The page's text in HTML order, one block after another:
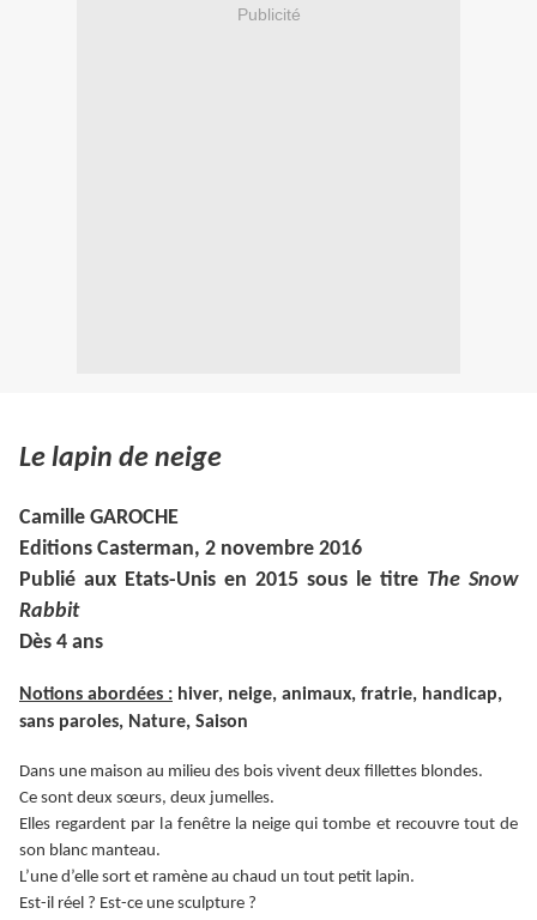
Publicité
Le lapin de neige
Camille GAROCHE
Editions Casterman, 2 novembre 2016
Publié aux Etats-Unis en 2015 sous le titre The Snow
Rabbit
Dès 4 ans
Notions abordées : hiver, neige, animaux, fratrie, handicap,
sans paroles, Nature, Saison
Dans une maison au milieu des bois vivent deux fillettes blondes.
Ce sont deux sœurs, deux jumelles.
Elles regardent par la fenêtre la neige qui tombe et recouvre tout de
son blanc manteau.
L’une d’elle sort et ramène au chaud un tout petit lapin.
Est-il réel ? Est-ce une sculpture ?